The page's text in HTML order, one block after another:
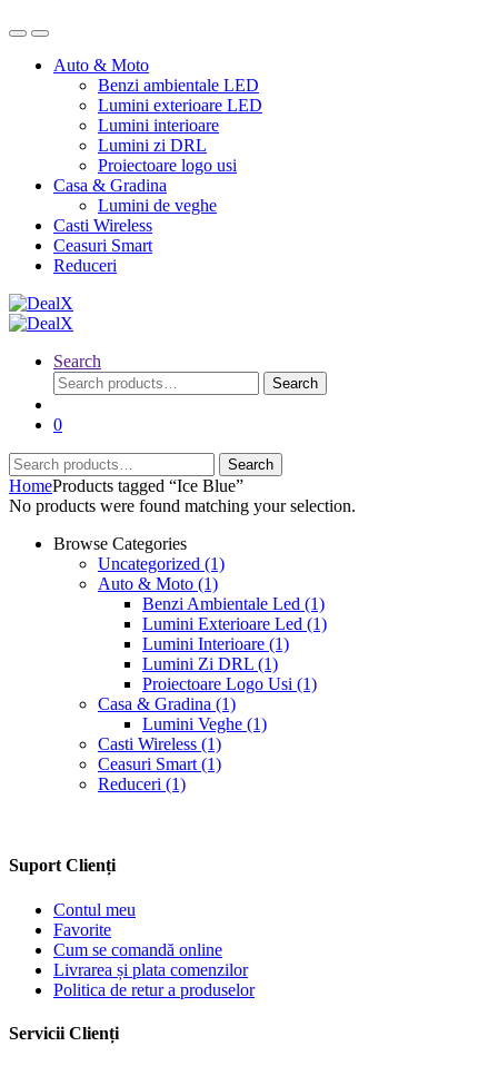
Auto & Moto
Benzi ambientale LED
Lumini exterioare LED
Lumini interioare
Lumini zi DRL
Proiectoare logo usi
Casa & Gradina
Lumini de veghe
Casti Wireless
Ceasuri Smart
Reduceri
Search
Search
for:
Search
0
Search
for:
Search
HomeProducts tagged “Ice Blue”
No products were found matching your selection.
Browse Categories
Uncategorized (1)
Auto & Moto (1)
Benzi Ambientale Led (1)
Lumini Exterioare Led (1)
Lumini Interioare (1)
Lumini Zi DRL (1)
Proiectoare Logo Usi (1)
Casa & Gradina (1)
Lumini Veghe (1)
Casti Wireless (1)
Ceasuri Smart (1)
Reduceri (1)
Suport Clienți
Contul meu
Favorite
Cum se comandă online
Livrarea și plata comenzilor
Politica de retur a produselor
Servicii Clienți